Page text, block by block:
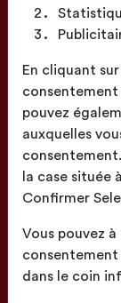
En cliquant
consentement
pouvez
auxquelles
la case située
Confirmer
Vous pouvez
dans le coin